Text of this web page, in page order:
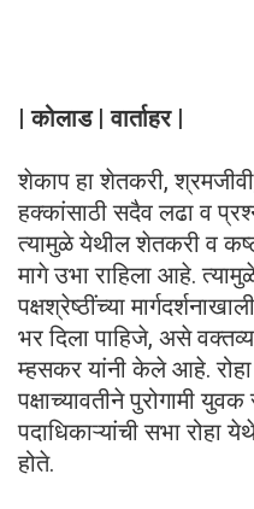
| कोलाड | वार्ताहर |
शेकाप हा शेतकरी,
हक्कांसाठी सदैव लढा व
त्यामुळे येथील शेतकरी व
मागे उभा राहिला आहे.
पक्षश्रेष्ठींच्या
भर दिला पाहिजे, असे
म्हसकर यांनी केले आहे.
पक्षाच्यावतीने पुरोगामी
पदाधिकाऱ्यांची सभा रोहा
होते.